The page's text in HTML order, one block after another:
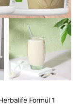
Formül 1